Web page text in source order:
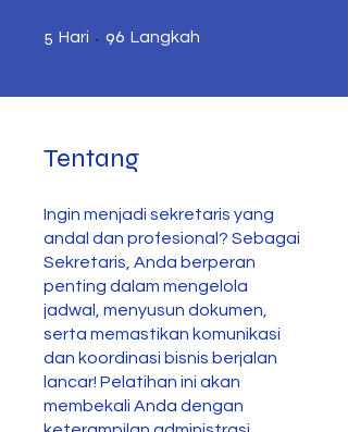
5 Hari 96 Langkah
Tentang
Ingin menjadi sekretaris yang
andal dan profesional? Sebagai
Sekretaris, Anda berperan
penting dalam mengelola
jadwal, menyusun dokumen,
serta memastikan komunikasi
dan koordinasi bisnis berjalan
lancar! Pelatihan ini akan
membekali Anda dengan